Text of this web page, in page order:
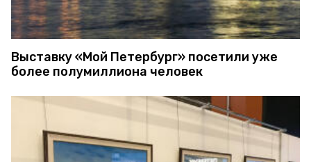
Выставку «Мой Петербург» посетили уже
более полумиллиона человек